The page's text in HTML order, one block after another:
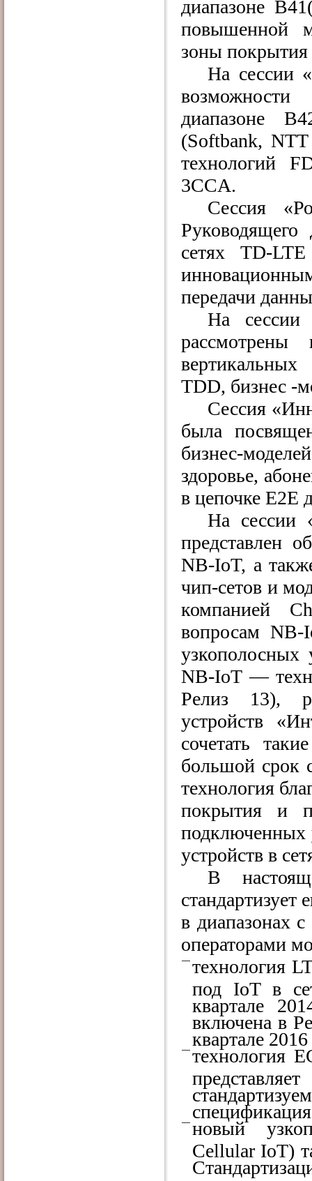
диапазоне
повышенной
зоны
На сессии
диапазоне
(Softbank, NTT
технологий
3CCA.
Сессия
сетях TD-LTE
передачи
На сессии
TDD, бизнес -
Сессия
была
бизнес-
здоровье,
в цепочке Е2Е
На сессии
представлен
NB-IоT, а
чип-сетов и
компанией
вопросам NB-I
узкополосных
NB-IoT —
Релиз 13),
устройств
сочетать
большой срок
технология
покрытия и
подключенных
устройств в
В
в диапазонах
операторами
технология
под IoT в
квартале
включена в
квартале 2016
технология
спецификация
новый
Cellular IoT)